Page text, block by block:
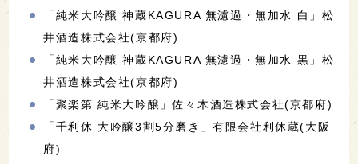
「純米大吟醸 神蔵KAGURA 無濾過・無加水 白」松
井酒造株式会社(京都府)
「純米大吟醸 神蔵KAGURA 無濾過・無加水 黒」松
井酒造株式会社(京都府)
「聚楽第 純米大吟醸」佐々木酒造株式会社(京都府)
「千利休 大吟醸3割5分磨き」有限会社利休蔵(大阪
府)